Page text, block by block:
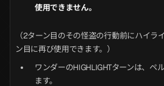
使用できません。
（2ターン目のその怪盗の行動前にハイラ
ン目に再び使用できます。）
ワンダーのHIGHLIGHTターンは、ペ
ます。